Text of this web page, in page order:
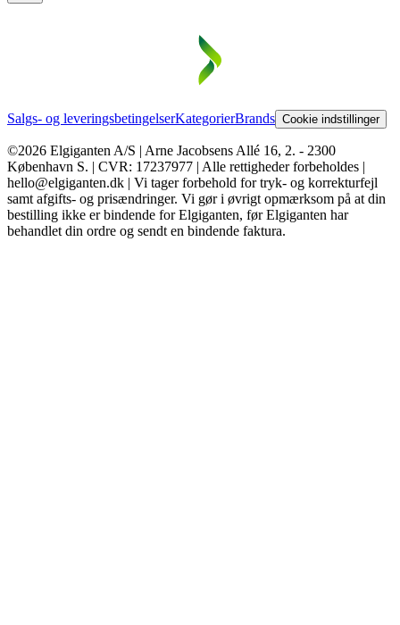
Salgs- og leveringsbetingelserKategorierBrands Cookie indstillinger
©2026 Elgiganten A/S | Arne Jacobsens Allé 16, 2. - 2300
København S. | CVR: 17237977 | Alle rettigheder forbeholdes |
hello@elgiganten.dk | Vi tager forbehold for tryk- og korrekturfejl
samt afgifts- og prisændringer. Vi gør i øvrigt opmærksom på at din
bestilling ikke er bindende for Elgiganten, før Elgiganten har
behandlet din ordre og sendt en bindende faktura.